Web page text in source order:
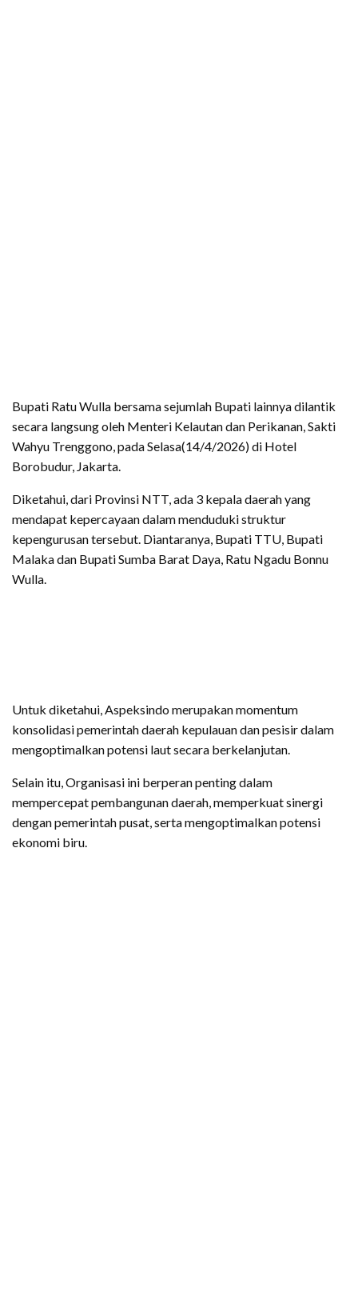
Bupati Ratu Wulla bersama sejumlah Bupati lainnya dilantik
secara langsung oleh Menteri Kelautan dan Perikanan, Sakti
Wahyu Trenggono, pada Selasa(14/4/2026) di Hotel
Borobudur, Jakarta.
Diketahui, dari Provinsi NTT, ada 3 kepala daerah yang
mendapat kepercayaan dalam menduduki struktur
kepengurusan tersebut. Diantaranya, Bupati TTU, Bupati
Malaka dan Bupati Sumba Barat Daya, Ratu Ngadu Bonnu
Wulla.
Untuk diketahui, Aspeksindo merupakan momentum
konsolidasi pemerintah daerah kepulauan dan pesisir dalam
mengoptimalkan potensi laut secara berkelanjutan.
Selain itu, Organisasi ini berperan penting dalam
mempercepat pembangunan daerah, memperkuat sinergi
dengan pemerintah pusat, serta mengoptimalkan potensi
ekonomi biru.